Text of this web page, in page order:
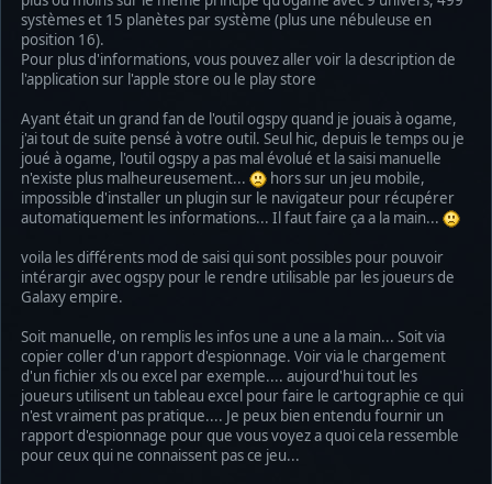
systèmes et 15 planètes par système (plus une nébuleuse en
position 16).
Pour plus d'informations, vous pouvez aller voir la description de
l'application sur l'apple store ou le play store
Ayant était un grand fan de l'outil ogspy quand je jouais à ogame,
j'ai tout de suite pensé à votre outil. Seul hic, depuis le temps ou je
joué à ogame, l'outil ogspy a pas mal évolué et la saisi manuelle
n'existe plus malheureusement...
hors sur un jeu mobile,
impossible d'installer un plugin sur le navigateur pour récupérer
automatiquement les informations... Il faut faire ça a la main...
voila les différents mod de saisi qui sont possibles pour pouvoir
intérargir avec ogspy pour le rendre utilisable par les joueurs de
Galaxy empire.
Soit manuelle, on remplis les infos une a une a la main... Soit via
copier coller d'un rapport d'espionnage. Voir via le chargement
d'un fichier xls ou excel par exemple.... aujourd'hui tout les
joueurs utilisent un tableau excel pour faire le cartographie ce qui
n'est vraiment pas pratique.... Je peux bien entendu fournir un
rapport d'espionnage pour que vous voyez a quoi cela ressemble
pour ceux qui ne connaissent pas ce jeu...